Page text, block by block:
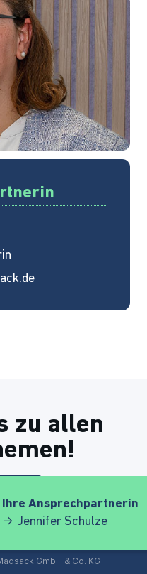
Ihre Ansprechpartnerin
Jennifer Schulze
zu allen
GmbH & Co. KG